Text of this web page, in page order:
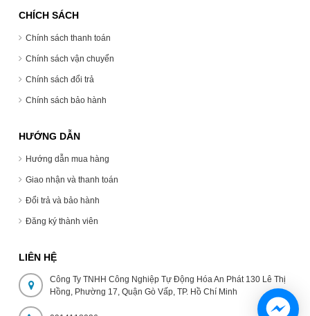
CHÍCH SÁCH
Chính sách thanh toán
Chính sách vận chuyển
Chính sách đổi trả
Chính sách bảo hành
HƯỚNG DẪN
Hướng dẫn mua hàng
Giao nhận và thanh toán
Đổi trả và bảo hành
Đăng ký thành viên
LIÊN HỆ
Công Ty TNHH Công Nghiệp Tự Động Hóa An Phát 130 Lê Thị
Hồng, Phường 17, Quận Gò Vấp, TP. Hồ Chí Minh